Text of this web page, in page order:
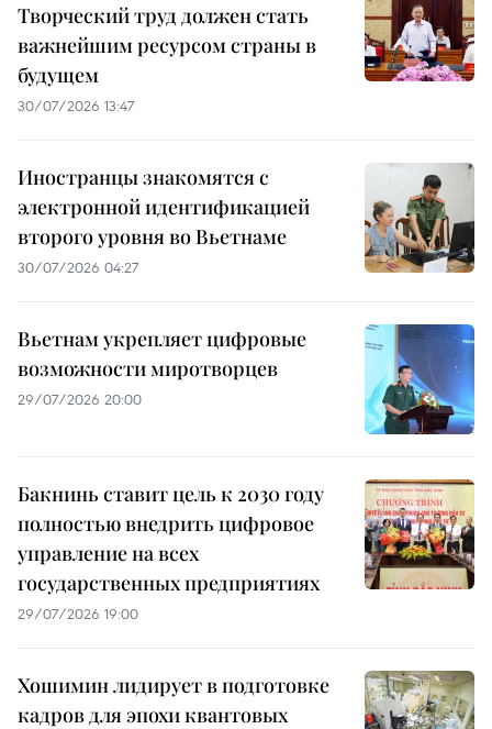
Творческий труд должен стать
важнейшим ресурсом страны в
будущем
30/07/2026 13:47
Иностранцы знакомятся с
электронной идентификацией
второго уровня во Вьетнаме
30/07/2026 04:27
Вьетнам укрепляет цифровые
возможности миротворцев
29/07/2026 20:00
Бакнинь ставит цель к 2030 году
полностью внедрить цифровое
управление на всех
государственных предприятиях
29/07/2026 19:00
Хошимин лидирует в подготовке
кадров для эпохи квантовых